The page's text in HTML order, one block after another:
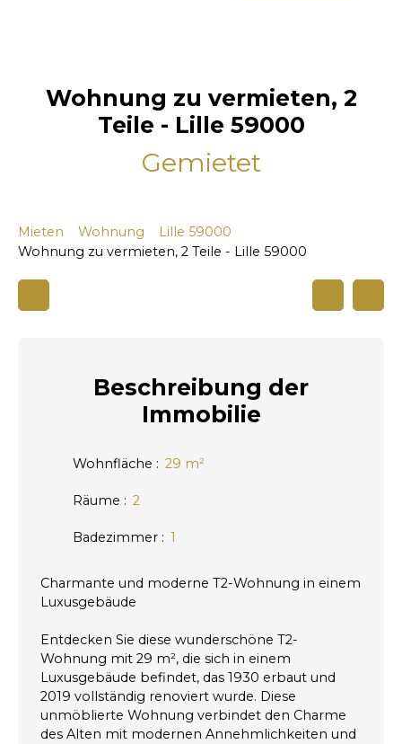
Wohnung zu vermieten, 2
Teile - Lille 59000
Gemietet
Mieten Wohnung
Lille 59000
Wohnung zu vermieten, 2 Teile - Lille 59000
Beschreibung der
Immobilie
Wohnfläche : 29 m²
Räume : 2
Badezimmer : 1
Charmante und moderne T2-Wohnung in einem
Luxusgebäude
Entdecken Sie diese wunderschöne T2-
Wohnung mit 29 m², die sich in einem
Luxusgebäude befindet, das 1930 erbaut und
2019 vollständig renoviert wurde. Diese
unmöblierte Wohnung verbindet den Charme
des Alten mit modernen Annehmlichkeiten und